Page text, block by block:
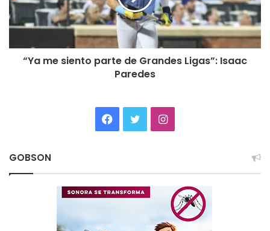
“Ya me siento parte de Grandes Ligas”: Isaac
Paredes
Facebook
TwitterInstagram
GOBSON